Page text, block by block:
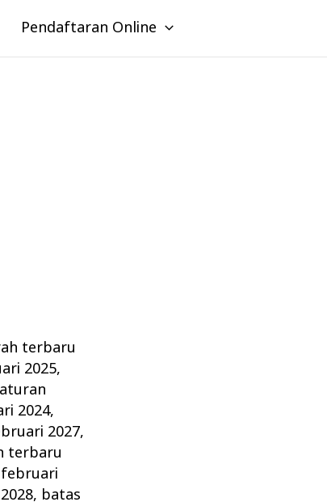
Pendaftaran Online
terbaru
2025,
aturan
2024,
2027,
terbaru
, batas